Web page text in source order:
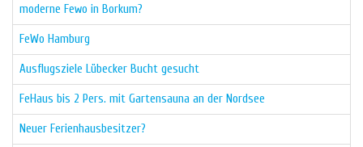
moderne Fewo in Borkum?
FeWo Hamburg
Ausflugsziele Lübecker Bucht gesucht
FeHaus bis 2 Pers. mit Gartensauna an der Nordsee
Neuer Ferienhausbesitzer?